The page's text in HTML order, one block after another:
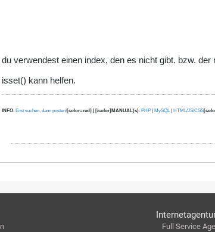
du verwendest einen index, den es nicht gibt. bzw. der
isset() kann helfen.
INFO: Erst suchen, dann posten![color=red] | [/color]MANUAL(s): PHP | MySQL | HTML/JS/CSS
Full Service